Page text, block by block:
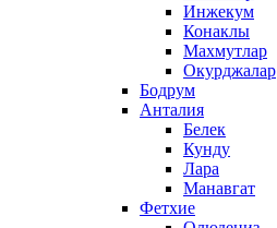
Инжекум
Конаклы
Махмутлар
Окурджалар
Бодрум
Анталия
Белек
Кунду
Лара
Манавгат
Фетхие